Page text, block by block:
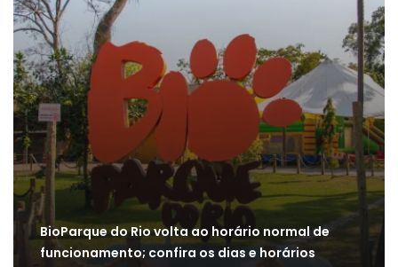
BioParque do Rio volta ao horário normal de
funcionamento; confira os dias e horários